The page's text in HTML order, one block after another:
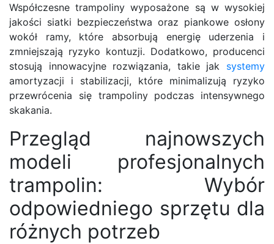
Współczesne trampoliny wyposażone są w wysokiej
jakości siatki bezpieczeństwa oraz piankowe osłony
wokół ramy, które absorbują energię uderzenia i
zmniejszają ryzyko kontuzji. Dodatkowo, producenci
stosują innowacyjne rozwiązania, takie jak systemy
amortyzacji i stabilizacji, które minimalizują ryzyko
przewrócenia się trampoliny podczas intensywnego
skakania.
Przegląd najnowszych
modeli profesjonalnych
trampolin: Wybór
odpowiedniego sprzętu dla
różnych potrzeb